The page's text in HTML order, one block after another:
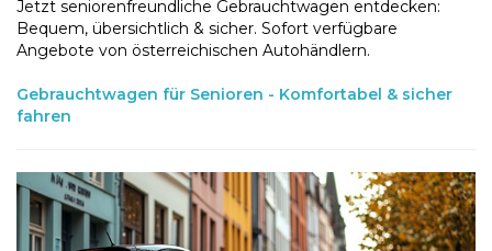
Jetzt seniorenfreundliche Gebrauchtwagen entdecken:
Bequem, übersichtlich & sicher. Sofort verfügbare
Angebote von österreichischen Autohändlern.
Gebrauchtwagen für Senioren - Komfortabel & sicher
fahren